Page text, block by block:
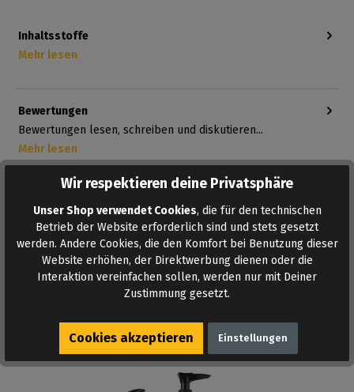
AUF DEN MERKZETTEL
Inhaltsstoffe
Mehr lesen
Bewertungen
Bewertungen lesen, schreiben und diskutieren...
Mehr lesen
Ähnliche Produkte
Wir respektieren deine Privatsphäre
Unser Shop verwendet Cookies, die für den technischen
Betrieb der Website erforderlich sind und stets gesetzt
werden. Andere Cookies, die den Komfort bei Benutzung dieser
Website erhöhen, der Direktwerbung dienen oder die
Interaktion vereinfachen sollen, werden nur mit Deiner
Zustimmung gesetzt.
Cookies akzeptieren Einstellungen